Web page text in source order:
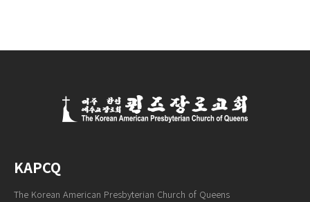
KAPCQ
The Korean American Presbyterian Church of Queens